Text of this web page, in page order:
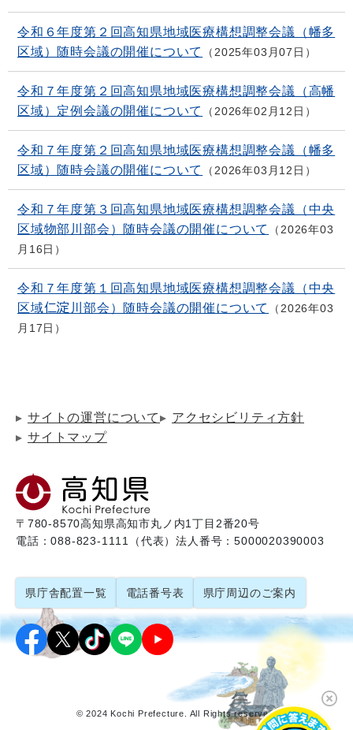
令和６年度第２回高知県地域医療構想調整会議（幡多
区域）随時会議の開催について
2025年03月07日
令和７年度第２回高知県地域医療構想調整会議（高幡
区域）定例会議の開催について
2026年02月12日
令和７年度第２回高知県地域医療構想調整会議（幡多
区域）随時会議の開催について
2026年03月12日
令和７年度第３回高知県地域医療構想調整会議（中央
区域物部川部会）随時会議の開催について
2026年03
月16日
令和７年度第１回高知県地域医療構想調整会議（中央
区域仁淀川部会）随時会議の開催について
2026年03
月17日
サイトの運営について
アクセシビリティ方針
サイトマップ
〒780-8570高知県高知市丸ノ内1丁目2番20号
電話：088-823-1111（代表）法人番号：5000020390003
県庁舎配置一覧 電話番号表 県庁周辺のご案内
© 2024 Kochi Prefecture. All Rights reserved.